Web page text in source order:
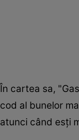
În cartea sa,
cod al bunelor
atunci când esţi